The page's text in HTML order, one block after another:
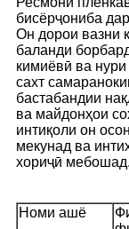
бисёрҷониба
Он дорои вазни
баланди
кимиёвӣ ва
сахт
бастабандии
ва майдонҳои
интиқоли он
мекунад ва
хориҷӣ мебошад.
Номи ашё